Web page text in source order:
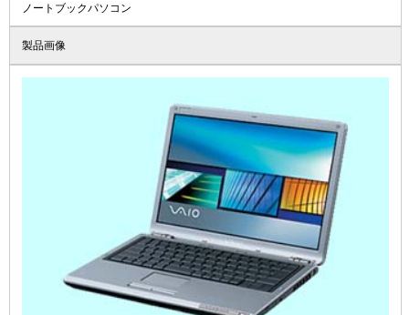
ノートブックパソコン
製品画像